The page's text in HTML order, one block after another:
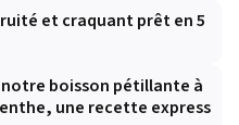
et craquant prêt en 5
boisson pétillante à
une recette express